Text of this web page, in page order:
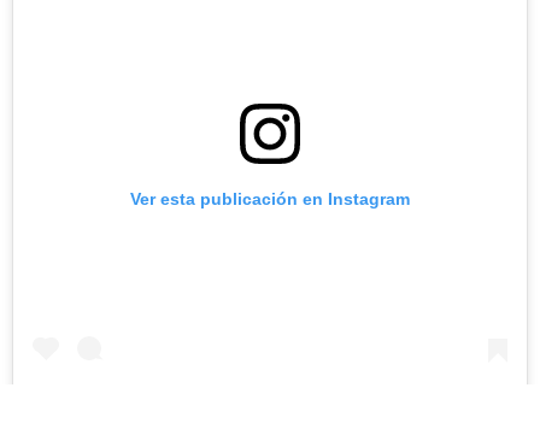
Ver esta publicación en Instagram